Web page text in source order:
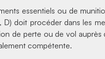
essentiels ou de
doit procéder dans les
de perte ou de vol
compétente.